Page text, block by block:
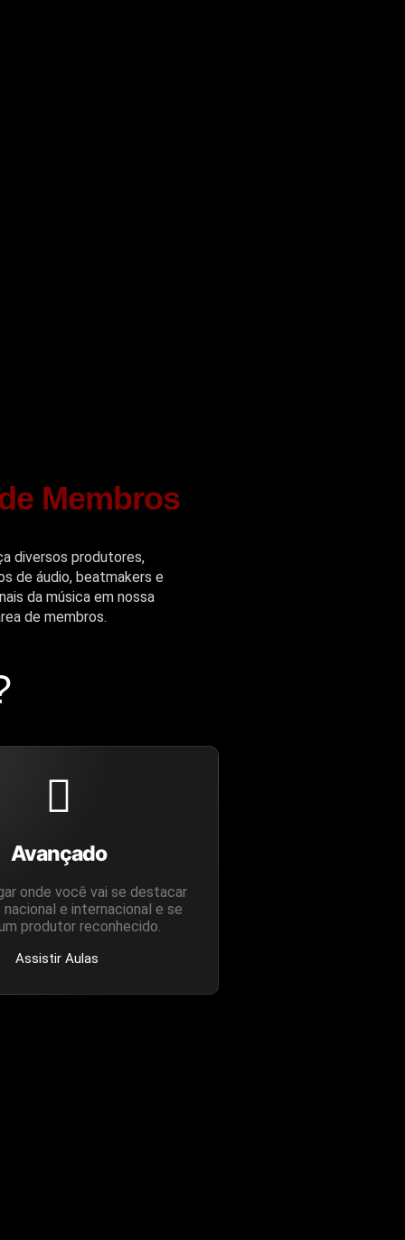
Membros
diversos produtores,
de áudio, beatmakers e
da música em nossa
de membros.
Avançado
onde você vai se destacar
nacional e internacional e se
produtor reconhecido.
Assistir Aulas